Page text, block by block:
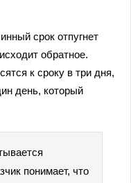
срок отпугнет
обратное.
к сроку в три дня,
день, который
понимает, что